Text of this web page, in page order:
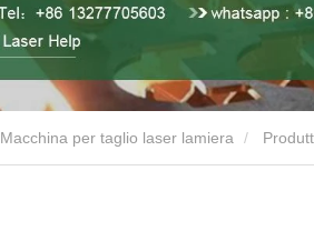
Macchina per taglio laser lamiera